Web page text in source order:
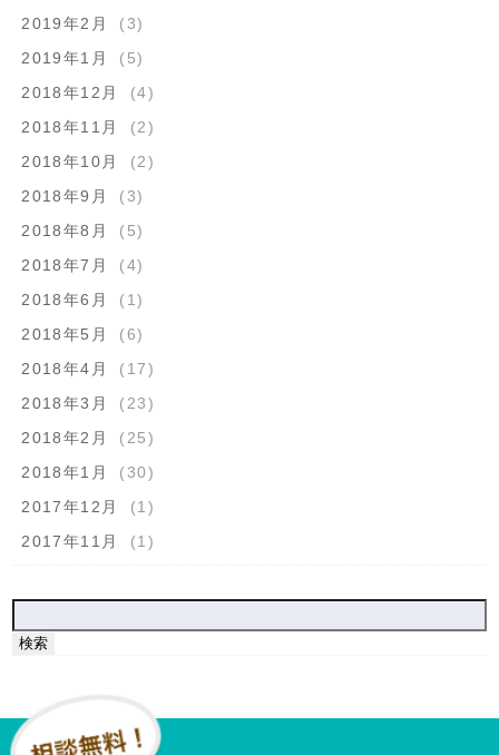
2019年2月
(3)
2019年1月
(5)
2018年12月
(4)
2018年11月
(2)
2018年10月
(2)
2018年9月
(3)
2018年8月
(5)
2018年7月
(4)
2018年6月
(1)
2018年5月
(6)
2018年4月
(17)
2018年3月
(23)
2018年2月
(25)
2018年1月
(30)
2017年12月
(1)
2017年11月
(1)
索: